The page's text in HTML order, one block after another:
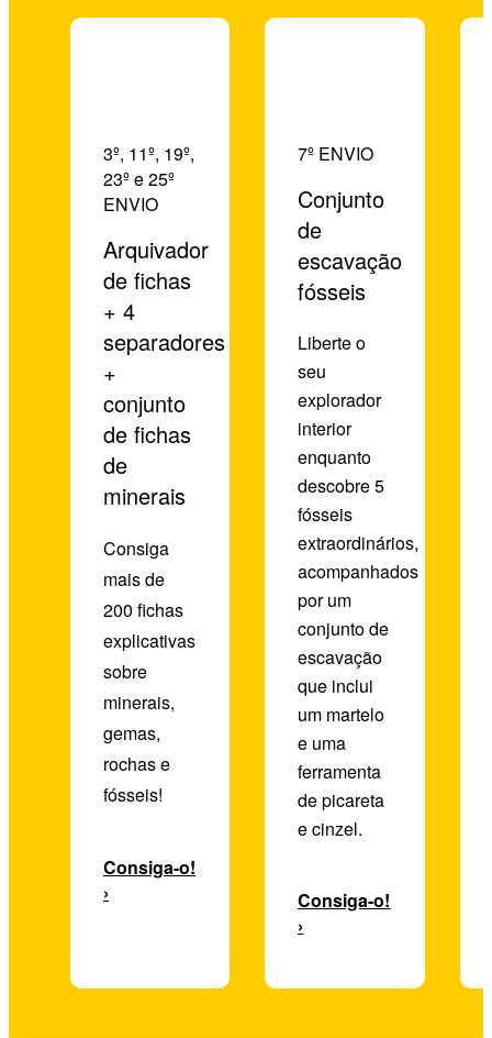
3º, 11º, 19º,
23º e 25º
ENVIO
Arquivador
de fichas
+ 4
separadores
+
conjunto
de fichas
de
minerais
Consiga
mais de
200 fichas
explicativas
sobre
minerais,
gemas,
rochas e
fósseis!
Consiga-o!
›
7º ENVIO
Conjunto
de
escavação
fósseis
Liberte o
seu
explorador
interior
enquanto
descobre 5
fósseis
extraordinários,
acompanhados
por um
conjunto de
escavação
que inclui
um martelo
e uma
ferramenta
de picareta
e cinzel.
Consiga-o!
›